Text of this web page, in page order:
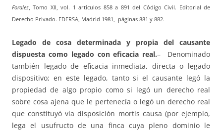
Forales, Tomo XII, vol. 1 artículos 858 a 891 del Código Civil. Editorial de
Derecho Privado. EDERSA, Madrid 1981, páginas 881 y 882.
Legado de cosa determinada y propia del causante
dispuesta como legado con eficacia real.– Denominado
también legado de eficacia inmediata, directa o legado
dispositivo; en este legado, tanto si el causante legó la
propiedad de algo propio como si legó un derecho real
sobre cosa ajena que le pertenecía o legó un derecho real
que constituyó vía disposición mortis causa (por ejemplo,
lega el usufructo de una finca cuya pleno dominio le